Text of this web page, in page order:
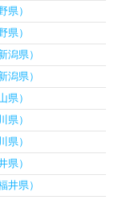
県）
県）
潟県）
潟県）
県）
県）
県）
県）
井県）